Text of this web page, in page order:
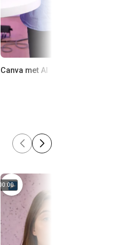
Canva met AI
00:00